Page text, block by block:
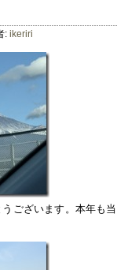
: ikeriri
ございます。本年も